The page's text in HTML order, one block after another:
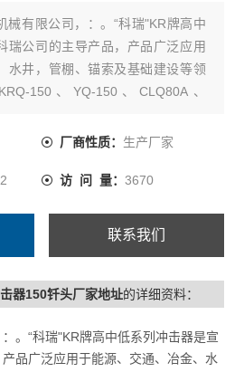
械有限公司，：。“科瑞"KR牌高中
瑞公司的主导产品，产品广泛应用
水井，管棚、锚索及基础建设等领
150、YQ-150、CLQ80A、
具配套的*产品。宣化科瑞钻孔机
厂商性质： 生产厂家
访 问 量： 3670
联系我们
器150钎头厂家地址的详细资料：
。“科瑞"KR牌高中低系列冲击器是宣
品广泛应用于能源、交通、冶金、水